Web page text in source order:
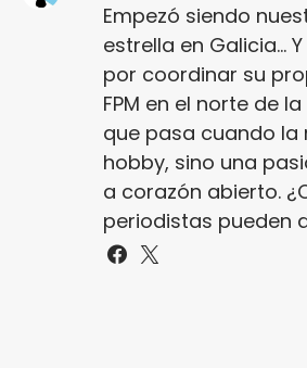
Empezó siendo
estrella en Galicia...
por coordinar su
FPM en el norte de
que pasa cuando la
hobby, sino una
a corazón abierto.
periodistas pueden